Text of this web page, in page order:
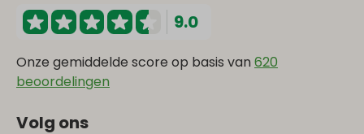
9.0
Onze gemiddelde score op basis van 620
beoordelingen
Volg ons